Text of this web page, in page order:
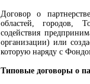
Договор о
областей, городов,
содействия
организации) или
которую наряду с
Типовые договоры о